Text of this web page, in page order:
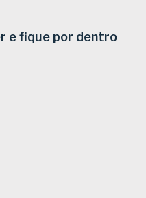
e fique por dentro